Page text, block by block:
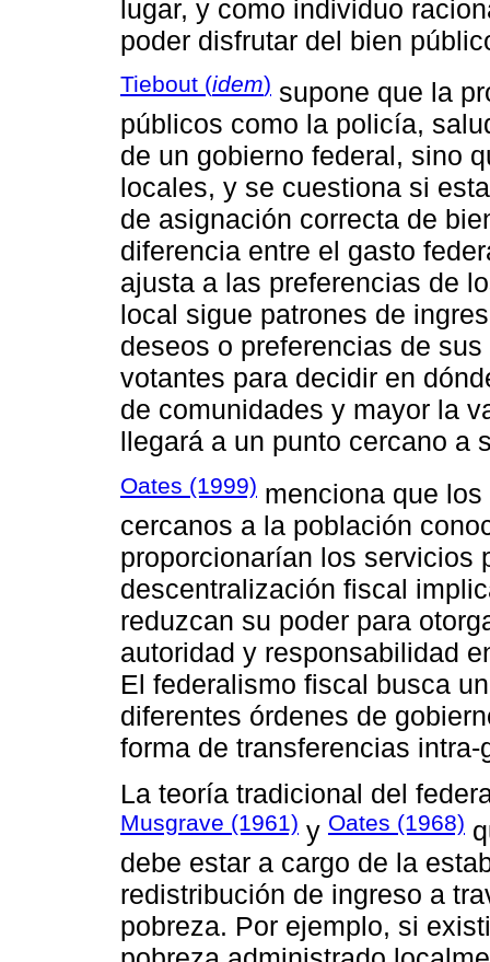
lugar, y como individuo
poder disfrutar del bien
Tiebout (idem) supone que la
públicos como la policía,
de un gobierno federal, sino
locales, y se cuestiona si
de asignación correcta de
diferencia entre el gasto
ajusta a las preferencias de
local sigue patrones de
deseos o preferencias de
votantes para decidir en
de comunidades y mayor la
llegará a un punto cercano a
Oates (1999) menciona que
cercanos a la población
proporcionarían los servicios
descentralización fiscal
reduzcan su poder para
autoridad y responsabilidad
El federalismo fiscal busca
diferentes órdenes de
forma de transferencias intra-
La teoría tradicional del
Musgrave (1961) y Oates (1968)
debe estar a cargo de la
redistribución de ingreso a
pobreza. Por ejemplo, si